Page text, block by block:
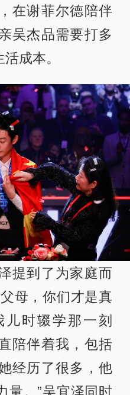
在谢菲尔德陪伴
吴杰品需要打多
成本。
提到了为家庭而
母，你们才是真
时辍学那一刻
陪伴着我，包括
经历了很多，他
量。”吴宜泽同时